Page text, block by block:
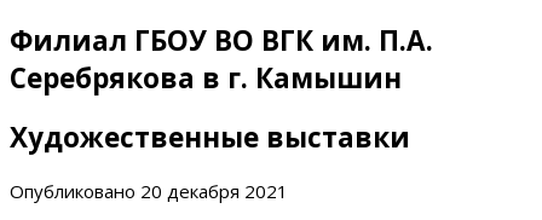
Филиал ГБОУ ВО ВГК им. П.А.
Серебрякова в г. Камышин
Художественные выставки
Опубликовано 20 декабря 2021